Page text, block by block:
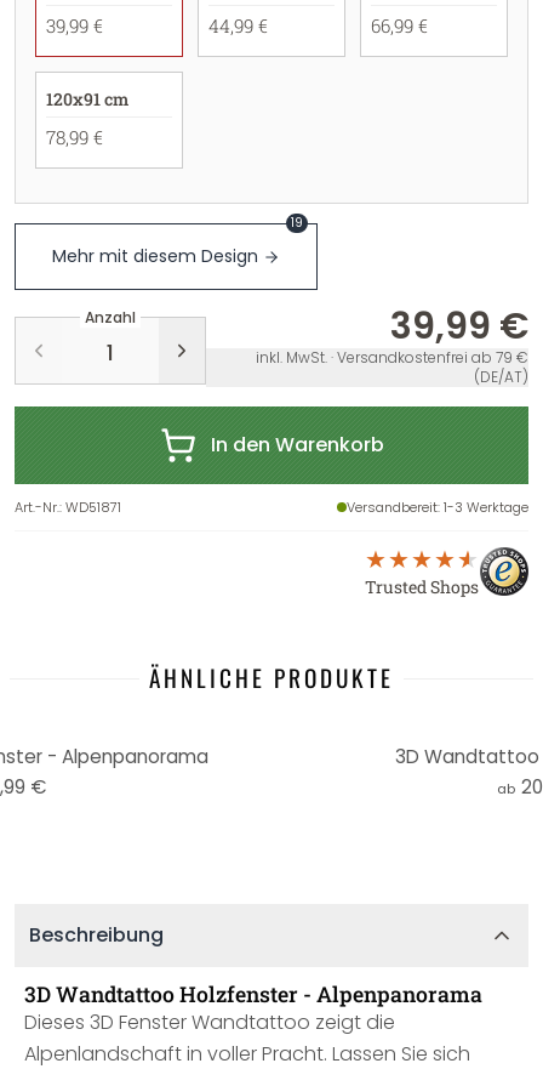
39,99 € 44,99 € 66,99 €
120x91 cm
78,99 €
Mehr mit diesem Design
19
Anzahl 39,99 €
inkl. MwSt. · Versandkostenfrei ab 79 €
(DE/AT)
In den Warenkorb
Art.-Nr.:WD51871 Versandbereit: 1-3 Werktage
Trusted Shops
ÄHNLICHE PRODUKTE
- Alpenpanorama
€
3D
ab
Beschreibung
3D Wandtattoo Holzfenster - Alpenpanorama
Dieses 3D Fenster Wandtattoo zeigt die
Alpenlandschaft in voller Pracht. Lassen Sie sich